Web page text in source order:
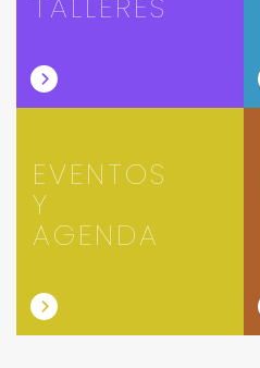
EVENTOS
Y
AGENDA